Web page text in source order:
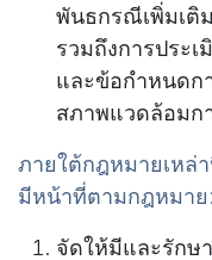
พันธกรณีเพิ่มเติ
รวมถึงการประเ
และข้อกำหนดก
สภาพแวดล้อมก
ภายใต้กฎหมายเหล่
มีหน้าที่ตามกฎหมาย:
จัดให้มีและรักษ